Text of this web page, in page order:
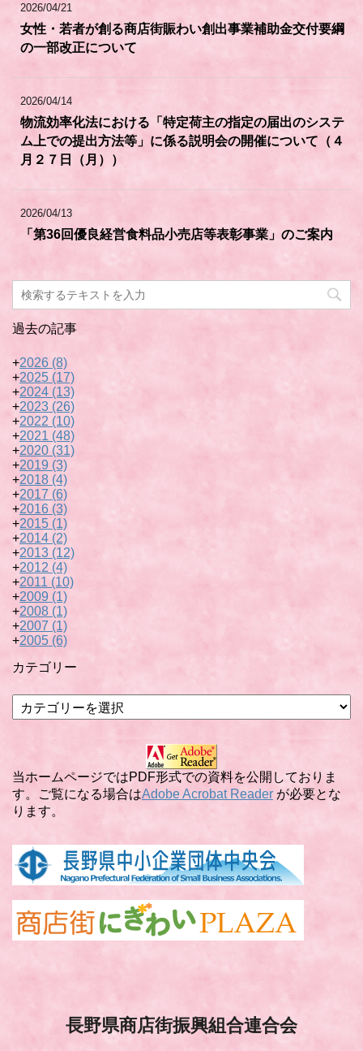
2026/04/21
女性・若者が創る商店街賑わい創出事業補助金交付要綱
の一部改正について
2026/04/14
物流効率化法における「特定荷主の指定の届出のシステ
ム上での提出方法等」に係る説明会の開催について（４
月２７日（月））
2026/04/13
「第36回優良経営食料品小売店等表彰事業」のご案内
過去の記事
+2026 (8)
+2025 (17)
+2024 (13)
+2023 (26)
+2022 (10)
+2021 (48)
+2020 (31)
+2019 (3)
+2018 (4)
+2017 (6)
+2016 (3)
+2015 (1)
+2014 (2)
+2013 (12)
+2012 (4)
+2011 (10)
+2009 (1)
+2008 (1)
+2007 (1)
+2005 (6)
カテゴリー
テ
ー
当ホームページではPDF形式での資料を公開しておりま
す。ご覧になる場合はAdobe Acrobat Reader が必要とな
ります。
長野県商店街振興組合連合会